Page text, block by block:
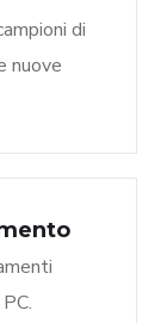
di
nuove